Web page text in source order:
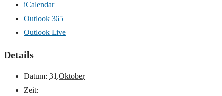
iCalendar
Outlook 365
Outlook Live
Details
Datum: 31.Oktober
Zeit: